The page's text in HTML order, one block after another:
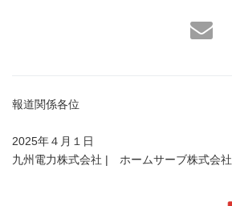
報道関係各位
2025年４月１日
九州電力株式会社 | ホームサーブ株式会社